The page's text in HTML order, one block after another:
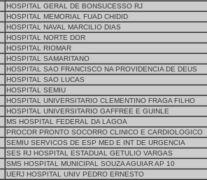
HOSPITAL GERAL DE BONSUCESSO RJ
HOSPITAL MEMORIAL FUAD CHIDID
HOSPITAL NAVAL MARCILIO DIAS
HOSPITAL NORTE DOR
HOSPITAL RIOMAR
HOSPITAL SAMARITANO
HOSPITAL SAO FRANCISCO NA PROVIDENCIA DE DEUS
HOSPITAL SAO LUCAS
HOSPITAL SEMIU
HOSPITAL UNIVERSITARIO CLEMENTINO FRAGA FILHO
HOSPITAL UNIVERSITARIO GAFFREE E GUINLE
MS HOSPITAL FEDERAL DA LAGOA
PROCOR PRONTO SOCORRO CLINICO E CARDIOLOGICO
SEMIU SERVICOS DE ESP MED E INT DE URGENCIA
SES RJ HOSPITAL ESTADUAL GETULIO VARGAS
SMS HOSPITAL MUNICIPAL SOUZA AGUIAR AP 10
UERJ HOSPITAL UNIV PEDRO ERNESTO